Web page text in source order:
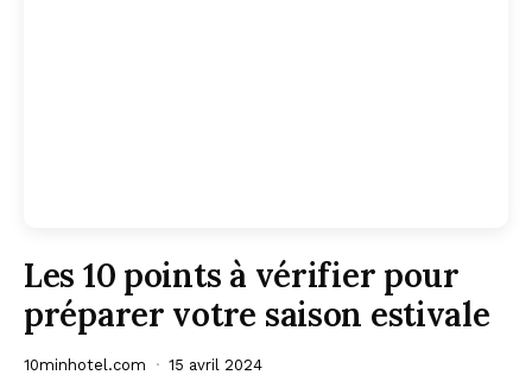
À l'approche de la haute saison, il est crucial de rétablir la
connexion avec le PMS, d'actualiser les contenus de
numériques comme les QR codes et les campagnes